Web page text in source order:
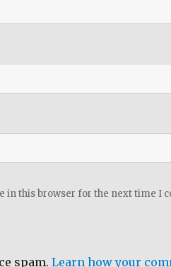
in this browser for the next time I
spam.Learn how your